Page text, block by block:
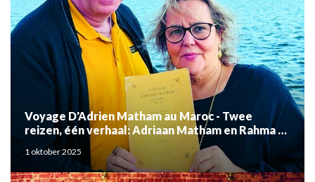
Voyage D'Adrien Matham au Maroc - Twee
reizen, één verhaal: Adriaan Matham en Rahma el
Mouden
1 oktober 2025